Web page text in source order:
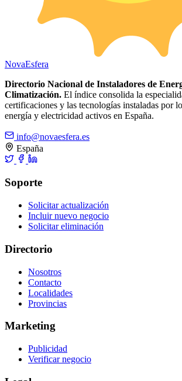
NovaEsfera
Directorio Nacional de Instaladores de
Climatización. El índice consolida la
certificaciones y las tecnologías instaladas por
energía y electricidad activos en España.
info@novaesfera.es
España
Soporte
Solicitar actualización
Incluir nuevo negocio
Solicitar eliminación
Directorio
Nosotros
Contacto
Localidades
Provincias
Marketing
Publicidad
Verificar negocio